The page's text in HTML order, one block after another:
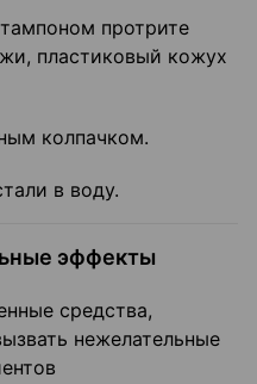
протрите
пластиковый кожух
колпачком.
в воду.
эффекты
средства,
нежелательные